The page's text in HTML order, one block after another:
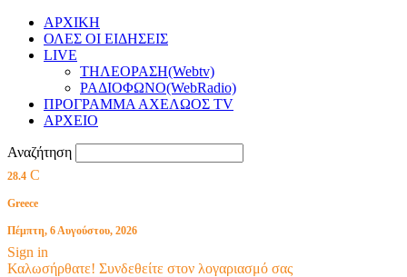
ΑΡΧΙΚΗ
ΟΛΕΣ ΟΙ ΕΙΔΗΣΕΙΣ
LIVE
ΤΗΛΕΟΡΑΣΗ(Webtv)
ΡΑΔΙΟΦΩΝΟ(WebRadio)
ΠΡΟΓΡΑΜΜΑ ΑΧΕΛΩΟΣ TV
ΑΡΧΕΙΟ
Αναζήτηση
28.4 C
Greece
Πέμπτη, 6 Αυγούστου, 2026
Sign in
Καλωσήρθατε! Συνδεθείτε στον λογαριασμό σας